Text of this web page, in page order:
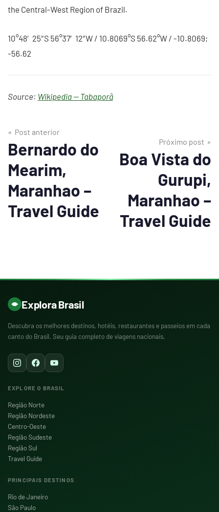
the Central-West Region of Brazil.
10°48′25″S 56°37′12″W / 10.8069°S 56.62°W / -10.8069;
-56.62
Source: Wikipedia — Tabaporã
Post anterior
Bernardo do
Mearim,
Maranhao –
Travel Guide
Próximo post
Boa Vista do
Gurupi,
Maranhao –
Travel Guide
Explora Brasil
Descubra os melhores destinos, hotéis, restaurantes e passeios em cada
canto do Brasil. Seu guia completo de viagens nacionais.
EXPLORE O BRASIL
Região Norte
Região Nordeste
Centro-Oeste
Região Sudeste
Região Sul
Travel Guide
PRINCIPAIS DESTINOS
Rio de Janeiro
São Paulo